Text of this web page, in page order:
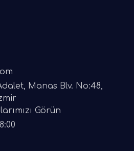
Manas Blv. No:48,
Görün